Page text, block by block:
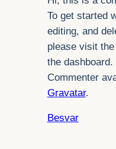
To get started
editing, and
please visit
the dashboard.
Commenter
Gravatar.
Besvar